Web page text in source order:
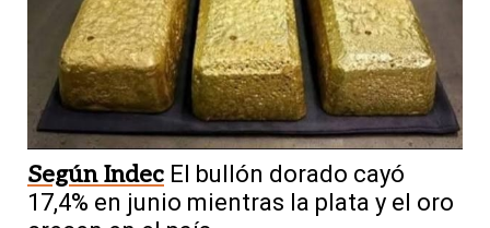
Según Indec El bullón dorado cayó
17,4% en junio mientras la plata y el oro